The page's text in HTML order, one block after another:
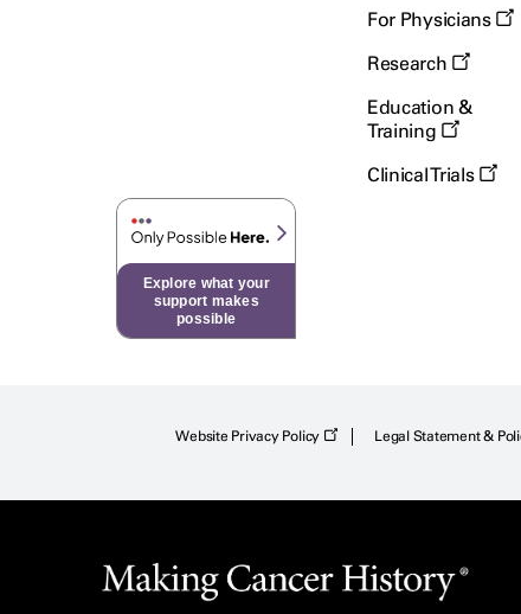
Explore what your
support makes
possible
For Physicians
Research
Education &
Training
Clinical Trials
Website Privacy Policy Legal Statement &